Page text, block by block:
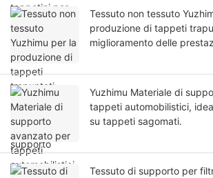
Tessuto non tessuto
produzione di tappeti
miglioramento delle
Yuzhimu Materiale di
tappeti automobilistici,
su tappeti sagomati.
Tessuto di supporto per